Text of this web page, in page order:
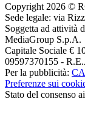
Copyright 2026 ©
Sede legale: via
Soggetta ad attività
MediaGroup S.p.A.
Capitale Sociale €
09597370155 -
Per la pubblicità:
Preferenze sui
Stato del consenso